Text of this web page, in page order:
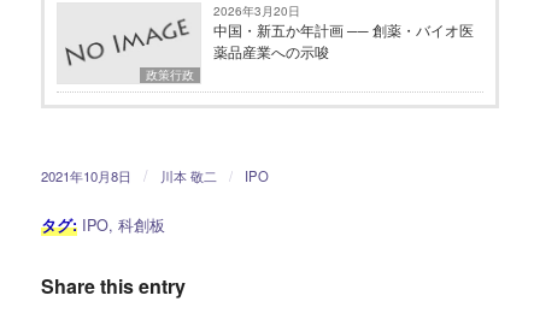
政策行政
2026年3月20日
中国・新五か年計画 ── 創薬・バイオ医
薬品産業への示唆
2021年10月8日 / 川本 敬二 / IPO
タグ: IPO, 科創板
Share this entry